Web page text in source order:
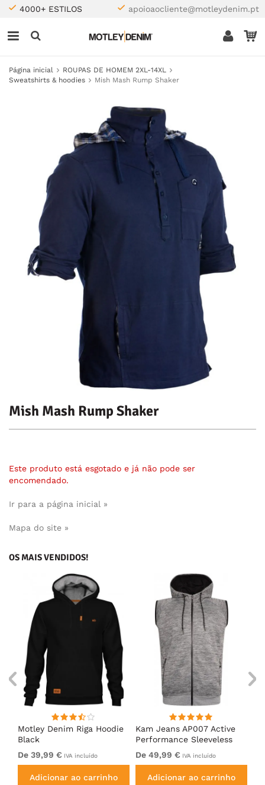
4000+ ESTILOS apoioaocliente@motleydenim.pt
Página inicial
ROUPAS DE HOMEM 2XL-14XL
Sweatshirts & hoodies
Mish Mash Rump Shaker
Mish Mash Rump Shaker
Este produto está esgotado e já não pode ser
encomendado.
Ir para a página inicial »
Mapa do site »
OS MAIS VENDIDOS!
Motley Denim Riga Hoodie
Black
De 39,99 € IVA incluído
Adicionar ao carrinho
Kam Jeans AP007 Active
Performance Sleeveless
Hoody Grey
De 49,99 € IVA incluído
Adicionar ao carrinho